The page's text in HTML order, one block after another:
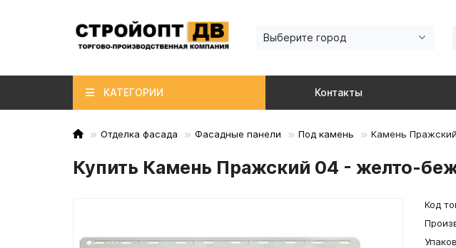
Выберите город
КАТЕГОРИИ Контакты
Отделка фасада Фасадные панели Под камень Камень
Купить Камень Пражский 04 - желто-
Код